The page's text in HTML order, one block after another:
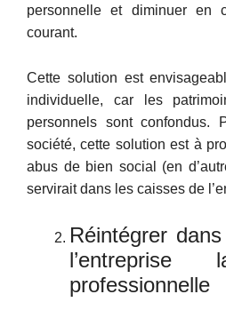
personnelle et diminuer en
courant.
Cette solution est
individuelle, car les
personnels sont confondus.
société, cette solution est à
abus de bien social (en
servirait dans les caisses de
Réintégrer
l’entreprise
professionnelle